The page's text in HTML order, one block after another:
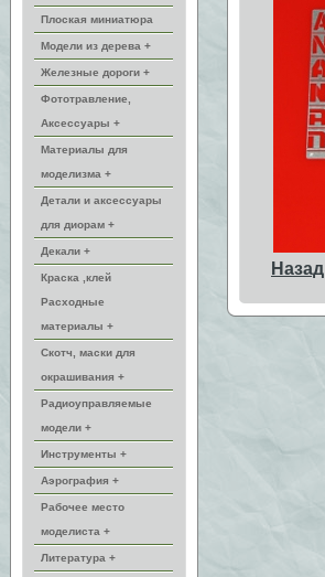
Плоская миниатюра
Модели из дерева +
Железные дороги +
Фототравление,
Аксессуары +
Материалы для
моделизма +
Детали и аксессуары
для диорам +
Декали +
Краска ,клей
Расходные
материалы +
Скотч, маски для
окрашивания +
Радиоуправляемые
модели +
Инструменты +
Аэрография +
Рабочее место
моделиста +
Литература +
Назад